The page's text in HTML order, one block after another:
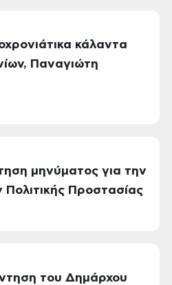
κάλαντα
Παναγιώτη
μηνύματος για την
Πολιτικής Προστασίας
του Δημάρχου